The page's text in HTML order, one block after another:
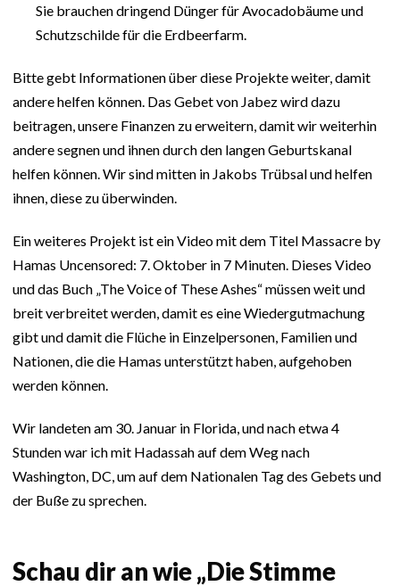
Sie brauchen dringend Dünger für Avocadobäume und
Schutzschilde für die Erdbeerfarm.
Bitte gebt Informationen über diese Projekte weiter, damit
andere helfen können. Das Gebet von Jabez wird dazu
beitragen, unsere Finanzen zu erweitern, damit wir weiterhin
andere segnen und ihnen durch den langen Geburtskanal
helfen können. Wir sind mitten in Jakobs Trübsal und helfen
ihnen, diese zu überwinden.
Ein weiteres Projekt ist ein Video mit dem Titel Massacre by
Hamas Uncensored: 7. Oktober in 7 Minuten. Dieses Video
und das Buch „The Voice of These Ashes“ müssen weit und
breit verbreitet werden, damit es eine Wiedergutmachung
gibt und damit die Flüche in Einzelpersonen, Familien und
Nationen, die die Hamas unterstützt haben, aufgehoben
werden können.
Wir landeten am 30. Januar in Florida, und nach etwa 4
Stunden war ich mit Hadassah auf dem Weg nach
Washington, DC, um auf dem Nationalen Tag des Gebets und
der Buße zu sprechen.
Schau dir an wie „Die Stimme